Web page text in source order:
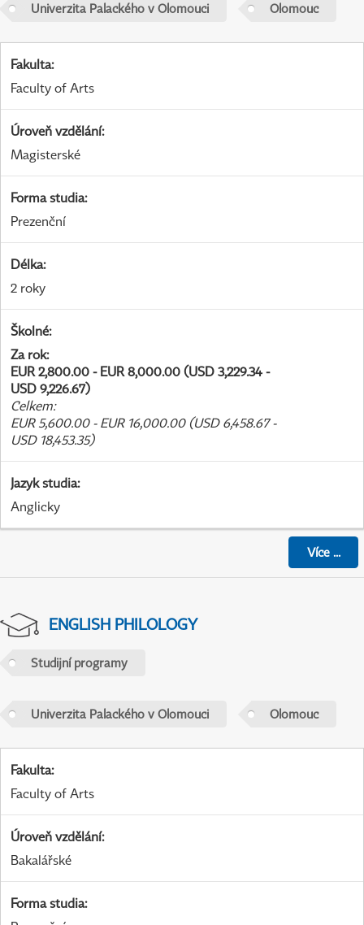
Univerzita Palackého v Olomouci Olomouc
Fakulta:
Faculty of Arts
Úroveň vzdělání:
Magisterské
Forma studia:
Prezenční
Délka:
2 roky
Školné:
Za rok:
EUR 2,800.00 - EUR 8,000.00 (USD 3,229.34 -
USD 9,226.67)
Celkem:
EUR 5,600.00 - EUR 16,000.00 (USD 6,458.67 -
USD 18,453.35)
Jazyk studia:
Anglicky
Více...
ENGLISH PHILOLOGY
Studijní programy
Univerzita Palackého v Olomouci Olomouc
Fakulta:
Faculty of Arts
Úroveň vzdělání:
Bakalářské
Forma studia: